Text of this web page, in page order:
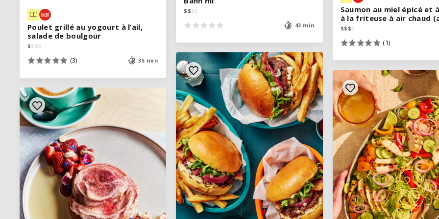
$$$$
43 min
$$$$
43 min
VOIR LA RECETTE
Saumon au miel épicé et
à la friteuse à air chaud
$$$$
(1)
Saumon au miel épicé et
à la friteuse à air chaud
$$$$
(1)
VOIR LA RECETTE
Poulet grillé au yogourt à l’ail,
salade de boulgour
$$ $$
(3) 35 min
Poulet grillé au yogourt à l’ail,
salade de boulgour
$$ $$
(3) 35 min
VOIR LA RECETTE